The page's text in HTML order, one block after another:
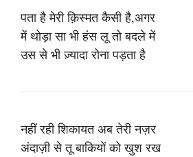
पता है मेरी क़िस्मत कैसी है,अगर
में थोड़ा सा भी हंस लू तो बदले में
उस से भी ज़्यादा रोना पड़ता है
नहीं रही शिकायत अब तेरी नज़र
अंदाज़ी से तू बाकियों को खुश रख